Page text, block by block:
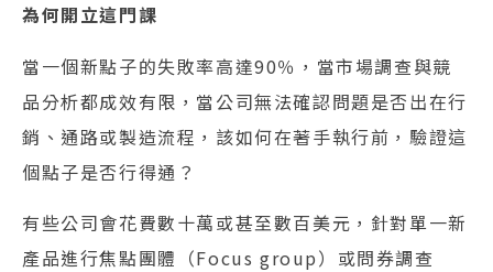
為何開立這門課
當一個新點子的失敗率高達90％，當市場調查與競
品分析都成效有限，當公司無法確認問題是否出在行
銷、通路或製造流程，該如何在著手執行前，驗證這
個點子是否行得通？
有些公司會花費數十萬或甚至數百美元，針對單一新
產品進行焦點團體（Focus group）或問券調查